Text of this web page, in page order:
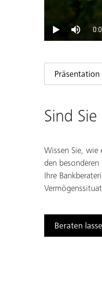
Sind
Wissen Sie, wie
den besonderen
Ihre
Beraten